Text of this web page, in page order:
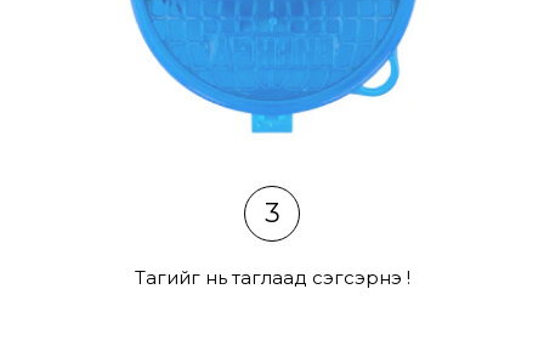
3
Тагийг нь таглаад сэгсэрнэ үү!